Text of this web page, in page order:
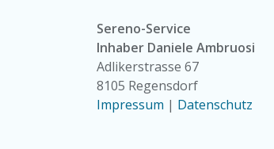
Sereno-Service
Inhaber Daniele Ambruosi
Adlikerstrasse 67
8105 Regensdorf
Impressum | Datenschutz